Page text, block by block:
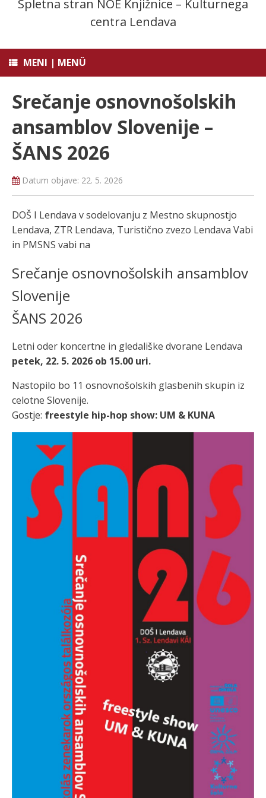
Spletna stran NOE Knjižnice – Kulturnega
centra Lendava
MENI | MENÜ
Srečanje osnovnošolskih
ansamblov Slovenije –
ŠANS 2026
Datum objave: 22. 5. 2026
DOŠ I Lendava v sodelovanju z Mestno skupnostjo
Lendava, ZTR Lendava, Turistično zvezo Lendava Vabi
in PMSNS vabi na
Srečanje osnovnošolskih ansamblov
Slovenije
ŠANS 2026
Letni oder koncertne in gledališke dvorane Lendava
petek, 22. 5. 2026 ob 15.00 uri.
Nastopilo bo 11 osnovnošolskih glasbenih skupin iz
celotne Slovenije.
Gostje: freestyle hip-hop show: UM & KUNA